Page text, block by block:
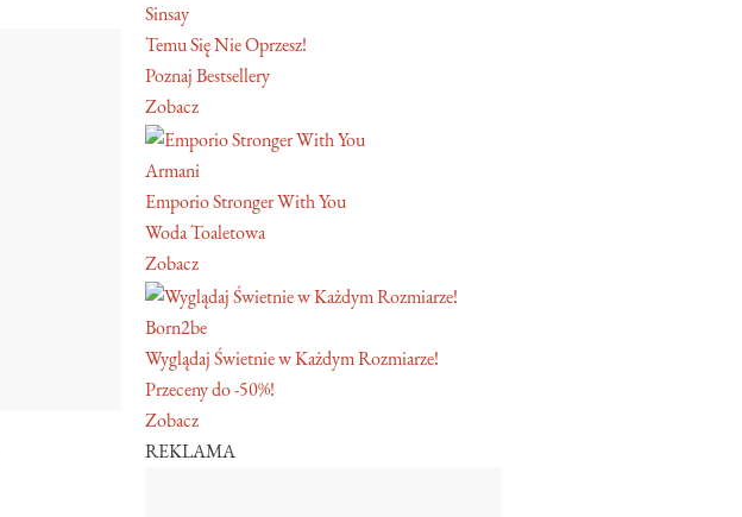
Sinsay
Temu Się Nie Oprzesz!
Poznaj Bestsellery
Zobacz
Armani
Emporio Stronger With You
Woda Toaletowa
Zobacz
Born2be
Wyglądaj Świetnie w Każdym Rozmiarze!
Przeceny do -50%!
Zobacz
REKLAMA